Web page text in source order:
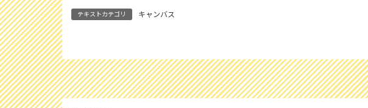
テキストカテゴリ キャンバス